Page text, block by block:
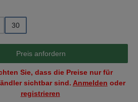
verfügbar.)
nicht verfügbar.)
ist zurzeit nicht verfügbar.)
30
Preis anfordern
Sie, dass die Preise nur für
sichtbar sind. Anmelden oder
registrieren